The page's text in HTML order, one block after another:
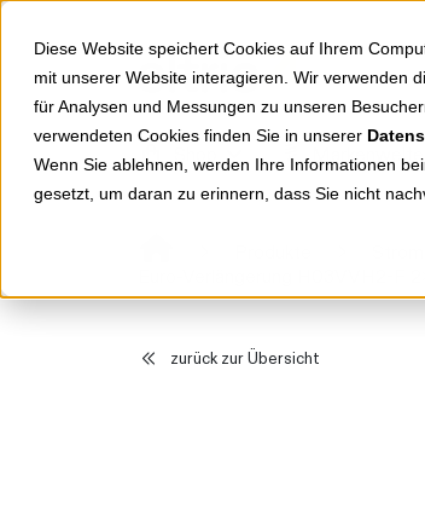
Diese Website speichert Cookies auf Ihrem
mit unserer Website interagieren. Wir verwenden
für Analysen und Messungen zu unseren
verwendeten Cookies finden Sie in unserer
Wenn Sie ablehnen, werden Ihre Informationen
gesetzt, um daran zu erinnern, dass Sie nicht
Springe zu Hauptinhalt
zurück zur Übersicht